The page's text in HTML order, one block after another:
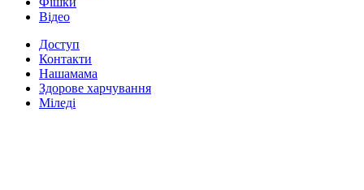
Відео
Доступ
Контакти
Нашамама
Здорове харчування
Міледі